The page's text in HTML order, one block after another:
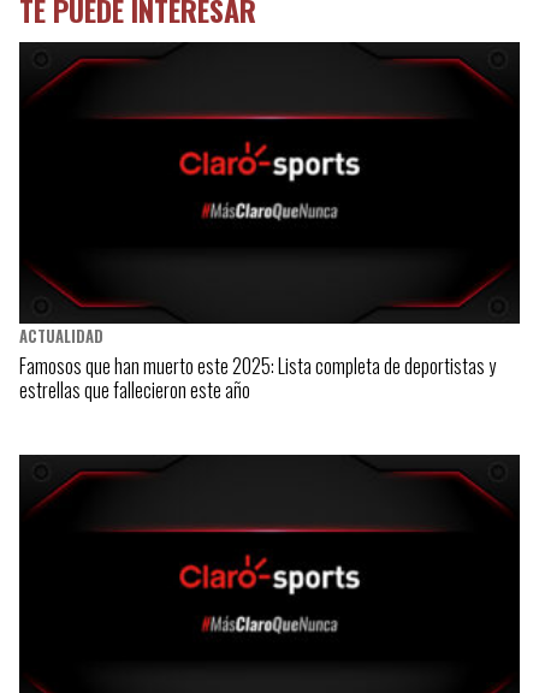
TE PUEDE INTERESAR
ACTUALIDAD
Famosos que han muerto este 2025: Lista completa de deportistas y
estrellas que fallecieron este año